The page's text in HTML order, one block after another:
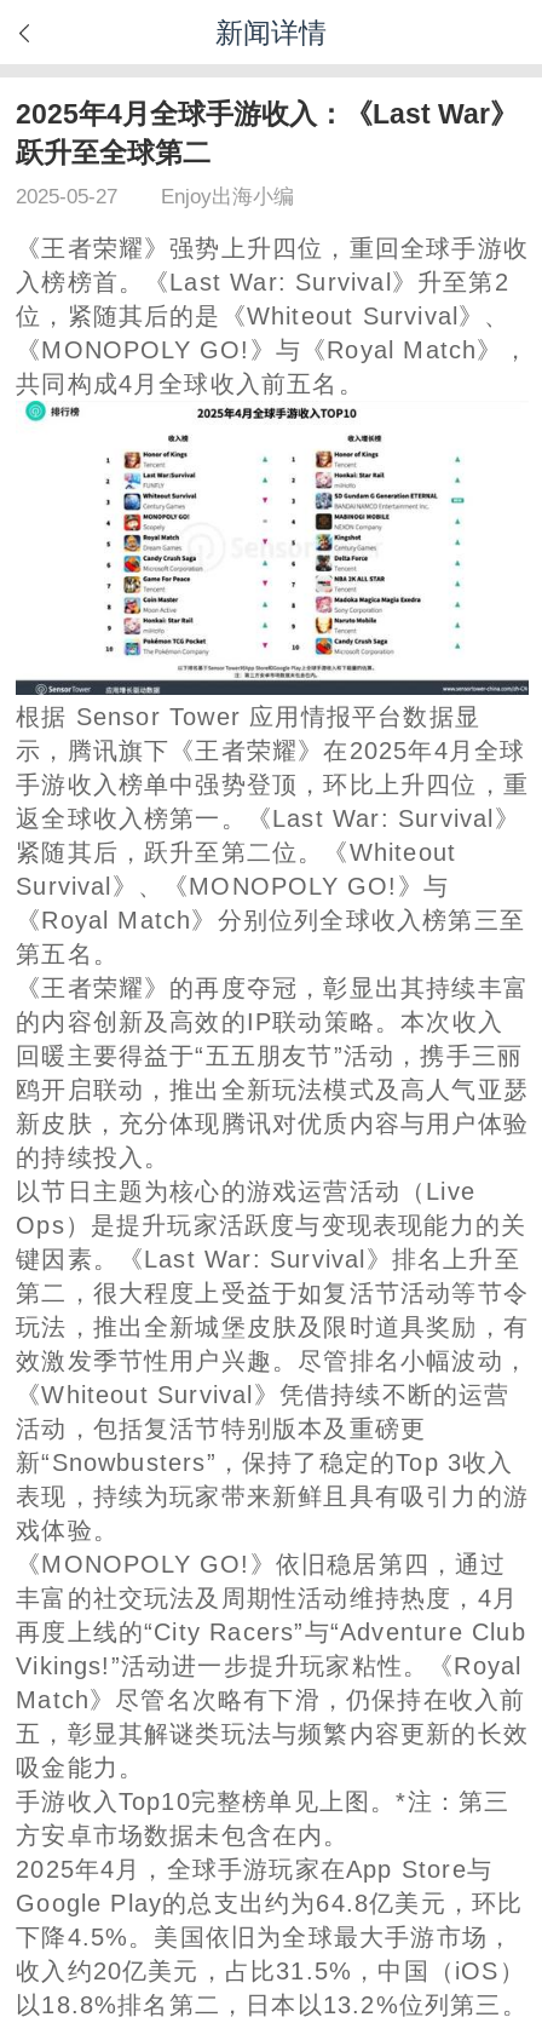
新闻详情
2025年4月全球手游收入：《Last War》
跃升至全球第二
2025-05-27 Enjoy出海小编
《王者荣耀》强势上升四位，重回全球手游收
入榜榜首。《Last War: Survival》升至第2
位，紧随其后的是《Whiteout Survival》、
《MONOPOLY GO!》与《Royal Match》，
共同构成4月全球收入前五名。
根据 Sensor Tower 应用情报平台数据显
示，腾讯旗下《王者荣耀》在2025年4月全球
手游收入榜单中强势登顶，环比上升四位，重
返全球收入榜第一。《Last War: Survival》
紧随其后，跃升至第二位。《Whiteout
Survival》、《MONOPOLY GO!》与
《Royal Match》分别位列全球收入榜第三至
第五名。
《王者荣耀》的再度夺冠，彰显出其持续丰富
的内容创新及高效的IP联动策略。本次收入
回暖主要得益于“五五朋友节”活动，携手三丽
鸥开启联动，推出全新玩法模式及高人气亚瑟
新皮肤，充分体现腾讯对优质内容与用户体验
的持续投入。
以节日主题为核心的游戏运营活动（Live
Ops）是提升玩家活跃度与变现表现能力的关
键因素。《Last War: Survival》排名上升至
第二，很大程度上受益于如复活节活动等节令
玩法，推出全新城堡皮肤及限时道具奖励，有
效激发季节性用户兴趣。尽管排名小幅波动，
《Whiteout Survival》凭借持续不断的运营
活动，包括复活节特别版本及重磅更
新“Snowbusters”，保持了稳定的Top 3收入
表现，持续为玩家带来新鲜且具有吸引力的游
戏体验。
《MONOPOLY GO!》依旧稳居第四，通过
丰富的社交玩法及周期性活动维持热度，4月
再度上线的“City Racers”与“Adventure Club
Vikings!”活动进一步提升玩家粘性。《Royal
Match》尽管名次略有下滑，仍保持在收入前
五，彰显其解谜类玩法与频繁内容更新的长效
吸金能力。
手游收入Top10完整榜单见上图。*注：第三
方安卓市场数据未包含在内。
2025年4月，全球手游玩家在App Store与
Google Play的总支出约为64.8亿美元，环比
下降4.5%。美国依旧为全球最大手游市场，
收入约20亿美元，占比31.5%，中国（iOS）
以18.8%排名第二，日本以13.2%位列第三。